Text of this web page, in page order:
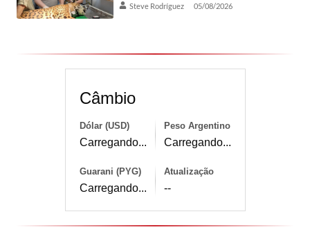
Steve Rodríguez 05/08/2026
Câmbio
Dólar (USD)
Carregando...
Peso Argentino
Carregando...
Guarani (PYG)
Carregando...
Atualização
--